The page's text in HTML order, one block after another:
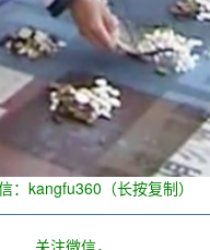
：kangfu360（长按复制）